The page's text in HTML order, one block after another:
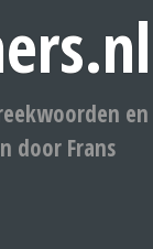
en
door Frans